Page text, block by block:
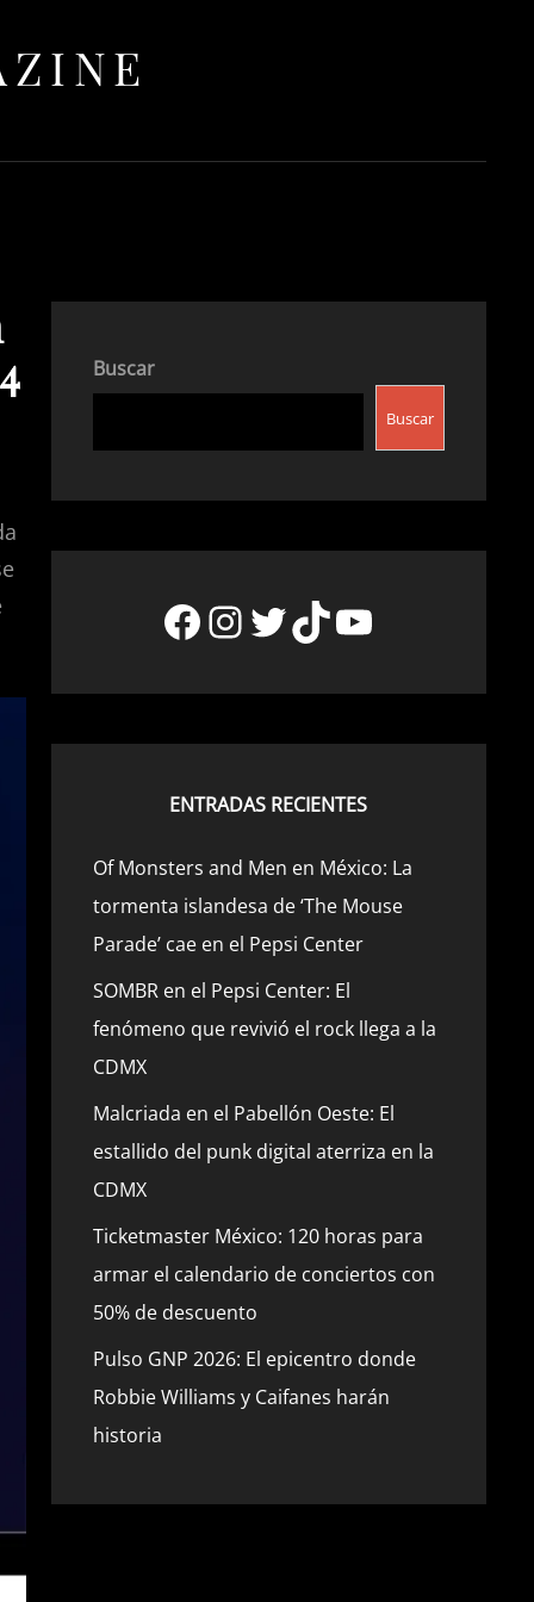
Buscar
Buscar
Facebook
Instagram
Twitter
TikTok
YouTube
ENTRADAS RECIENTES
Of Monsters and Men en México: La
tormenta islandesa de ‘The Mouse
Parade’ cae en el Pepsi Center
SOMBR en el Pepsi Center: El
fenómeno que revivió el rock llega a la
CDMX
Malcriada en el Pabellón Oeste: El
estallido del punk digital aterriza en la
CDMX
Ticketmaster México: 120 horas para
armar el calendario de conciertos con
50% de descuento
Pulso GNP 2026: El epicentro donde
Robbie Williams y Caifanes harán
historia